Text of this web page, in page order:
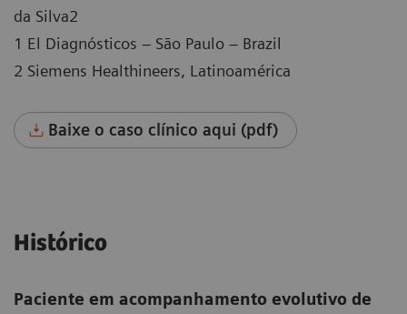
da Silva2
1 El Diagnósticos – São Paulo – Brazil
2 Siemens Healthineers, Latinoamérica
Baixe o caso clínico aqui (pdf)
Histórico
Paciente em acompanhamento evolutivo de